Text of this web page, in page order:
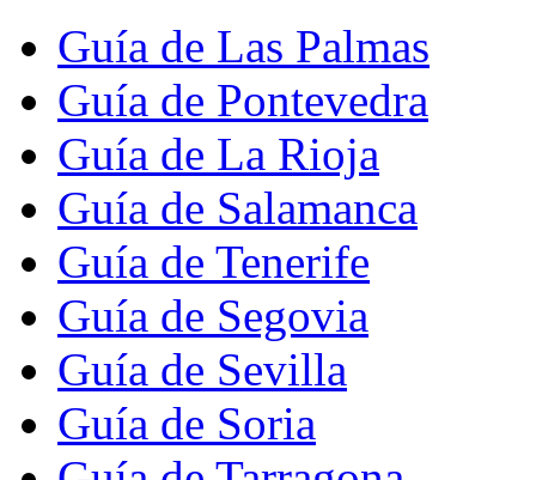
Guía de Las Palmas
Guía de Pontevedra
Guía de La Rioja
Guía de Salamanca
Guía de Tenerife
Guía de Segovia
Guía de Sevilla
Guía de Soria